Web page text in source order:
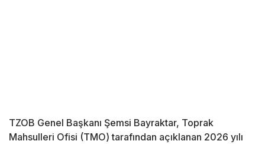
TZOB Genel Başkanı Şemsi Bayraktar, Toprak
Mahsulleri Ofisi (TMO) tarafından açıklanan 2026 yılı